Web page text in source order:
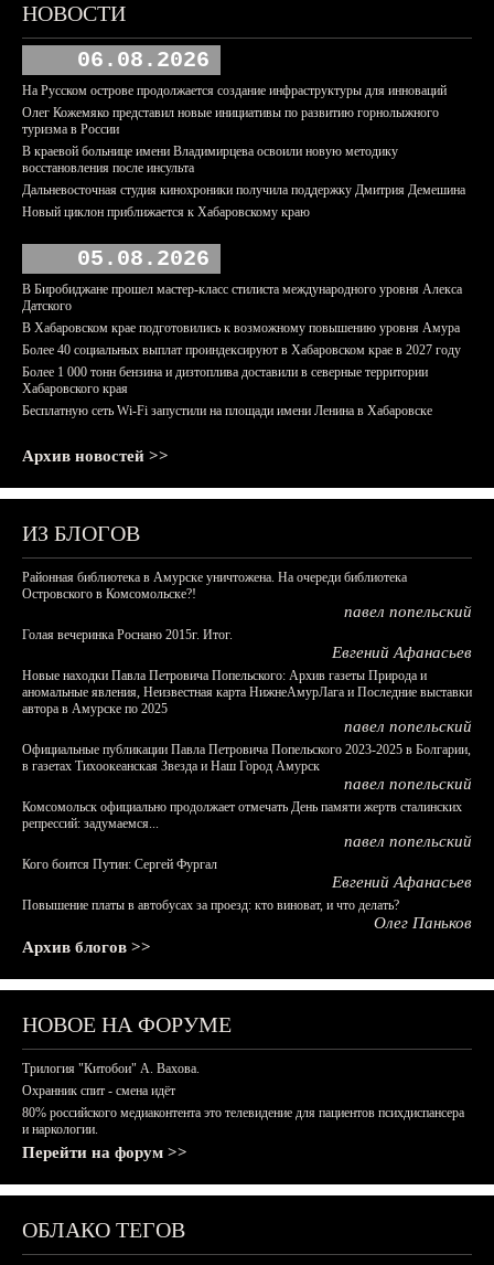
НОВОСТИ
06.08.2026
На Русском острове продолжается создание инфраструктуры для инноваций
Олег Кожемяко представил новые инициативы по развитию горнолыжного
туризма в России
В краевой больнице имени Владимирцева освоили новую методику
восстановления после инсульта
Дальневосточная студия кинохроники получила поддержку Дмитрия Демешина
Новый циклон приближается к Хабаровскому краю
05.08.2026
В Биробиджане прошел мастер-класс стилиста международного уровня Алекса
Датского
В Хабаровском крае подготовились к возможному повышению уровня Амура
Более 40 социальных выплат проиндексируют в Хабаровском крае в 2027 году
Более 1 000 тонн бензина и дизтоплива доставили в северные территории
Хабаровского края
Бесплатную сеть Wi-Fi запустили на площади имени Ленина в Хабаровске
Архив новостей >>
ИЗ БЛОГОВ
Районная библиотека в Амурске уничтожена. На очереди библиотека
Островского в Комсомольске?!
павел попельский
Голая вечеринка Роснано 2015г. Итог.
Евгений Афанасьев
Новые находки Павла Петровича Попельского: Архив газеты Природа и
аномальные явления, Неизвестная карта НижнеАмурЛага и Последние выставки
автора в Амурске по 2025
павел попельский
Официальные публикации Павла Петровича Попельского 2023-2025 в Болгарии,
в газетах Тихоокеанская Звезда и Наш Город Амурск
павел попельский
Комсомольск официально продолжает отмечать День памяти жертв сталинских
репрессий: задумаемся...
павел попельский
Кого боится Путин: Сергей Фургал
Евгений Афанасьев
Повышение платы в автобусах за проезд: кто виноват, и что делать?
Олег Паньков
Архив блогов >>
НОВОЕ НА ФОРУМЕ
Трилогия "Китобои" А. Вахова.
Охранник спит - смена идёт
80% российского медиаконтента это телевидение для пациентов психдиспансера
и наркологии.
Перейти на форум >>
ОБЛАКО ТЕГОВ